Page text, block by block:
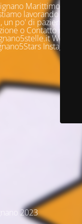
Marittimo è
lavorando per
po' di pazienza e
o Contatto questi
Web:
Instagram:
2023